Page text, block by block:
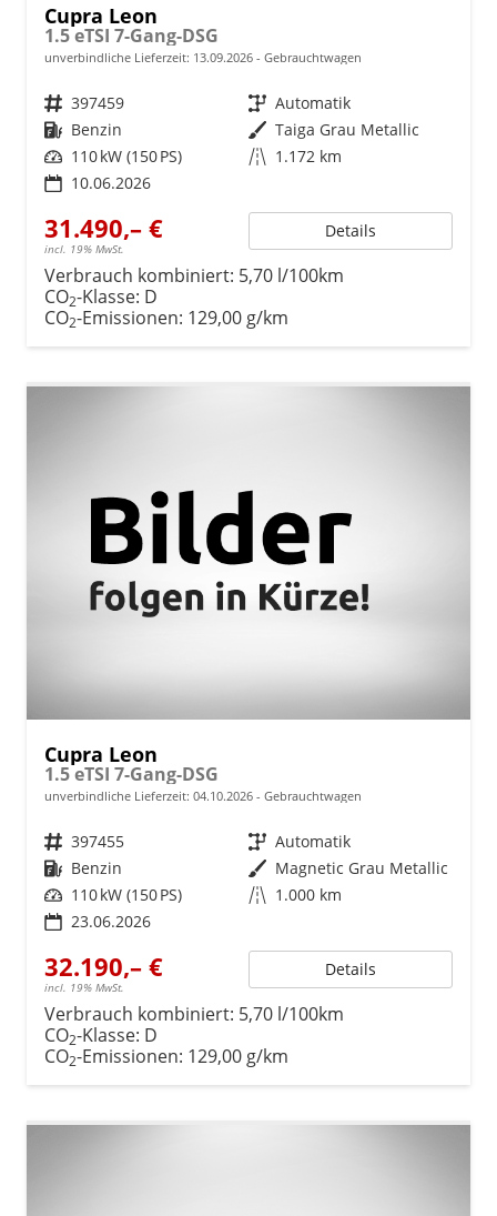
Cupra Leon
1.5 eTSI 7-Gang-DSG
unverbindliche Lieferzeit: 13.09.2026 Gebrauchtwagen
Fahrzeugnr. 397459 Getriebe Automatik
Kraftstoff Benzin Außenfarbe Taiga Grau Metallic
Leistung 110 kW (150 PS) Kilometerstand 1.172 km
10.06.2026
31.490,– €
incl. 19% MwSt.
Details
Verbrauch kombiniert: 5,70 l/100km
CO2-Klasse: D
CO2-Emissionen: 129,00 g/km
Cupra Leon
1.5 eTSI 7-Gang-DSG
unverbindliche Lieferzeit: 04.10.2026 Gebrauchtwagen
Fahrzeugnr. 397455 Getriebe Automatik
Kraftstoff Benzin Außenfarbe Magnetic Grau Metallic
Leistung 110 kW (150 PS) Kilometerstand 1.000 km
23.06.2026
32.190,– €
incl. 19% MwSt.
Details
Verbrauch kombiniert: 5,70 l/100km
CO2-Klasse: D
CO2-Emissionen: 129,00 g/km